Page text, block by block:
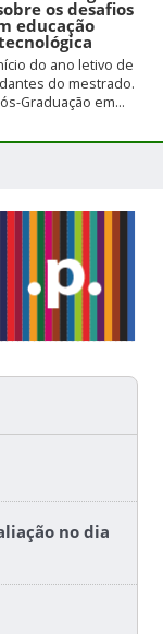
os desafios
educação
do ano letivo de
do mestrado.
Graduação em...
no dia